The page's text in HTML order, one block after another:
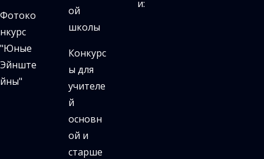
Фотоко
нкурс
"Юные
Эйнште
йны"
ой
школы
Конкурс
ы для
учителе
й
основн
ой и
старше
и: